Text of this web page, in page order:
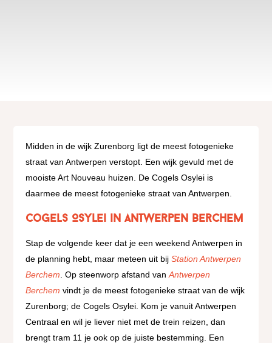
Midden in de wijk Zurenborg ligt de meest fotogenieke
straat van Antwerpen verstopt. Een wijk gevuld met de
mooiste Art Nouveau huizen. De Cogels Osylei is
daarmee de meest fotogenieke straat van Antwerpen.
Cogels Osylei in Antwerpen Berchem
Stap de volgende keer dat je een weekend Antwerpen in
de planning hebt, maar meteen uit bijStation Antwerpen
Berchem . Op steenworp afstand vanAntwerpen
Berchem vindt je de meest fotogenieke straat van de wijk
Zurenborg; de Cogels Osylei. Kom je vanuit Antwerpen
Centraal en wil je liever niet met de trein reizen, dan
brengt tram 11 je ook op de juiste bestemming. Een